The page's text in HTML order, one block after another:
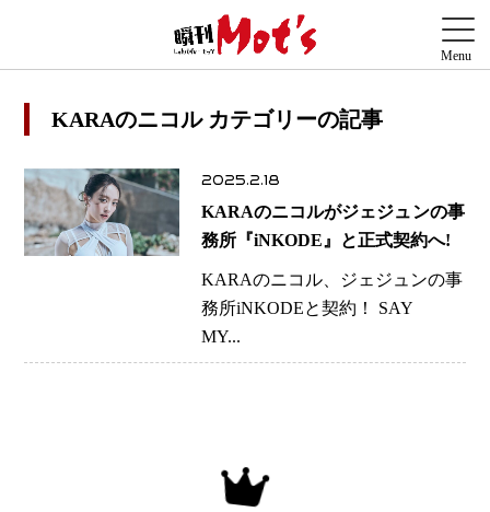
KARAのニコル カテゴリーの記事
2025.2.18
KARAのニコルがジェジュンの事
務所『iNKODE』と正式契約へ!
KARAのニコル、ジェジュンの事
務所iNKODEと契約！ SAY
MY...